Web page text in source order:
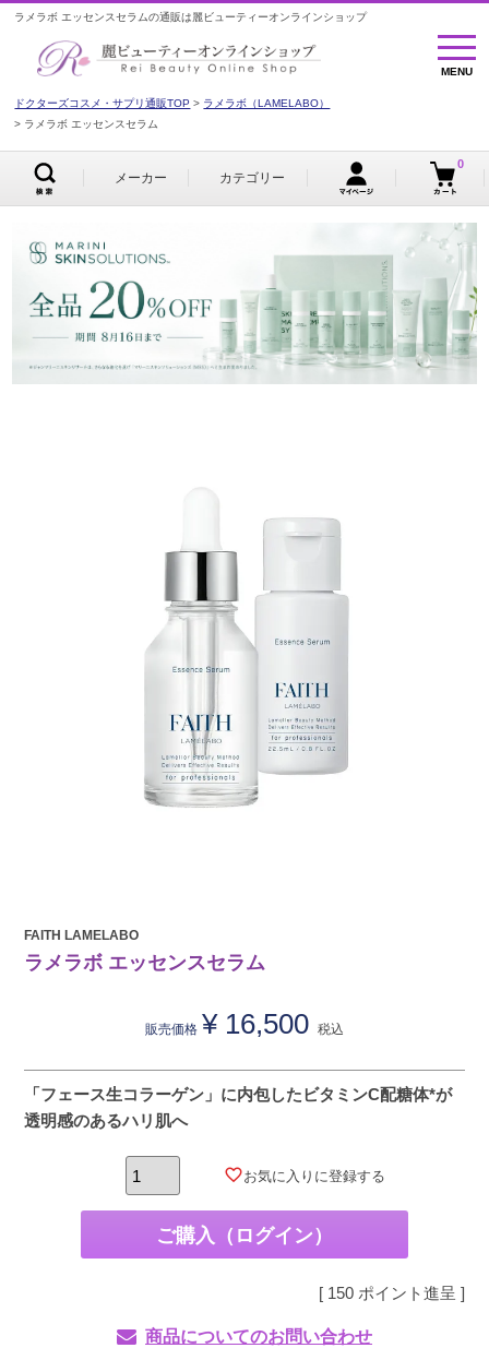
ラメラボ エッセンスセラムの通販は麗ビューティーオンラインショップ
MENU
MENU
ドクターズコスメ・サプリ通販TOP
ラメラボ（LAMELABO）
ラメラボ エッセンスセラム
メーカー カテゴリー
0
FAITH LAMELABO
ラメラボ エッセンスセラム
販売価格 ¥ 16,500 税込
「フェース生コラーゲン」に内包したビタミンC配糖体*が
透明感のあるハリ肌へ
お気に入りに登録する
ご購入（ログイン）
[ 150 ポイント進呈 ]
商品についてのお問い合わせ